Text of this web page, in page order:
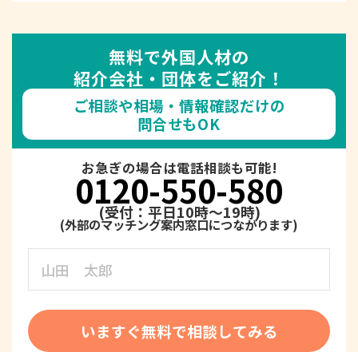
無料で外国人材の
紹介会社・団体をご紹介！
ご相談や相場・情報確認だけの
問合せもOK
お急ぎの場合は電話相談も可能!
0120-550-580
(受付：平日10時～19時)
いますぐ無料で相談してみる